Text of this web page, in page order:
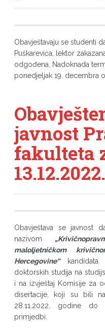
Obavještavaju se studenti
Puškarevića, lektor
odgođena. Nadoknada
ponedjeljak 19. decembra
javnost
fakulteta
Obavještava se javnost
nazivom
maloljetničkom
Hercegovine“kandidata
doktorskih studija na
i na izvještaj Komisije za
disertacije, koji su bili
28.11.2022. godine do
primjedbi.